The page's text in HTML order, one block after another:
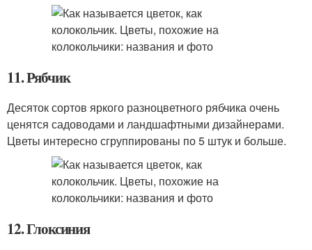
11. Рябчик
Десяток сортов яркого разноцветного рябчика очень
ценятся садоводами и ландшафтными дизайнерами.
Цветы интересно сгруппированы по 5 штук и больше.
12. Глоксиния